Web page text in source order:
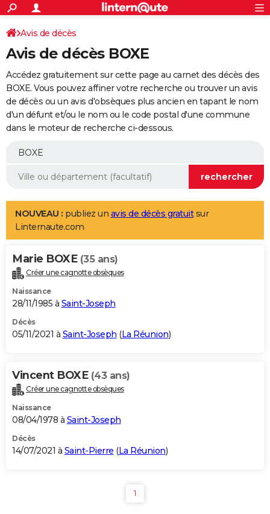
ACTUALITÉS
Politique
Société
Faits Divers
Education
Monde
Villes
+
SPORT
Coupe du monde 2026
Football
Tennis
Cyclisme
Rugby
Forum
Programme TV
TNT
Streaming
Cinéma
Sorties cinéma
Musique
+
FINANCE
Retraite
Impôts
Epargne
Immobilier
Risques naturels par ville
Banque
Assurance
Crédit
AUTO
Essais
Réserver un essai
Citadines
Berlines
SUV
Forum auto
+
Mobiles
Meilleur smartphone
Internet
Ordinateurs
Jeux vidéo
Guide high-tech
Aménagement intérieur
LIFESTYLE
Art de vivre
Bien-être
Loisirs
Mode
Modes de vie
Alimentation
Guide de la santé
Maladies
Médicaments
Sommeil
VOYAGE
Destinations
City break
Voyage nature
Voyage de noces
Forum
Climat
+PHOTO
GUIDES D'ACHAT
BONS PLANS
Carte de Noël
Carte Bonne année
Carte Saint-Valentin
Carte Pâques
Carte d'anniversaire
DICTIONNAIRE
Dictionnaire
Biographies
Citations
Expressions
Proverbes
PROGRAMME TV
S'inscrire
Se connecter
Lycées
Collèges
Primaires
Universités
Entreprises
Service militaire
Avis de recherche
AVIS DE DÉCÈS
Avis de décès
Avis de décès BOXE
Accédez gratuitement sur cette page au carnet des décès des
BOXE. Vous pouvez affiner votre recherche ou trouver un avis
de décès ou un avis d'obsèques plus ancien en tapant le nom
d'un défunt et/ou le nom ou le code postal d'une commune
dans le moteur de recherche ci-dessous.
NOUVEAU : publiez un avis de décès gratuitsur
Linternaute.com
Marie BOXE (35 ans)
Créer une cagnotte obsèques
Naissance
28/11/1985 à Saint-Joseph
Décès
05/11/2021 à Saint-Joseph (La Réunion)
Vincent BOXE (43 ans)
Créer une cagnotte obsèques
Naissance
08/04/1978 à Saint-Joseph
Décès
14/07/2021 à Saint-Pierre (La Réunion)
1